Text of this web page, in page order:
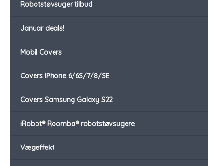
Robotstøvsuger tilbud
Januar deals!
Mobil Covers
Covers iPhone 6/6S/7/8/SE
Covers Samsung Galaxy S22
iRobot® Roomba® robotstøvsugere
Vægeffekt